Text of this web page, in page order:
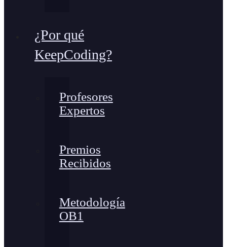
¿Por qué
KeepCoding?
Profesores
Expertos
Premios
Recibidos
Metodología
OB1